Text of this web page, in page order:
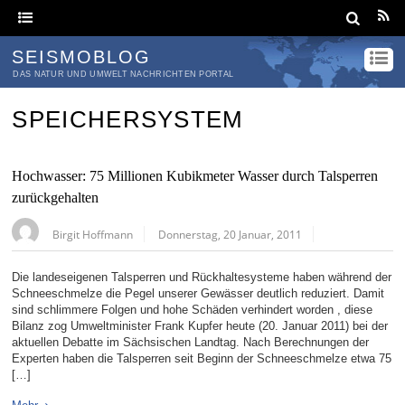
SEISMOBLOG
DAS NATUR UND UMWELT NACHRICHTEN PORTAL
SPEICHERSYSTEM
Hochwasser: 75 Millionen Kubikmeter Wasser durch Talsperren
zurückgehalten
Birgit Hoffmann Donnerstag, 20 Januar, 2011
Die landeseigenen Talsperren und Rückhaltesysteme haben während der
Schneeschmelze die Pegel unserer Gewässer deutlich reduziert. Damit
sind schlimmere Folgen und hohe Schäden verhindert worden , diese
Bilanz zog Umweltminister Frank Kupfer heute (20. Januar 2011) bei der
aktuellen Debatte im Sächsischen Landtag. Nach Berechnungen der
Experten haben die Talsperren seit Beginn der Schneeschmelze etwa 75
[…]